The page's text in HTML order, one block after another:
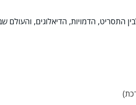
התסריט, הדמויות, הדיאלוגים, והעולם